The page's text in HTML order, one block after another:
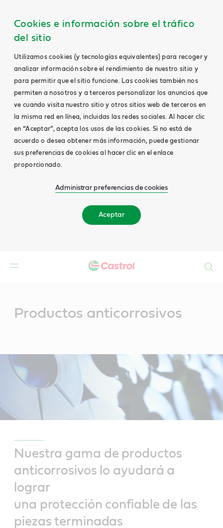
Cookies e información sobre el tráfico
del sitio
Utilizamos cookies (y tecnologías equivalentes) para recoger y
analizar información sobre el rendimiento de nuestro sitio y
para permitir que el sitio funcione. Las cookies también nos
permiten a nosotros y a terceros personalizar los anuncios que
ve cuando visita nuestro sitio y otros sitios web de terceros en
la misma red en línea, incluidas las redes sociales. Al hacer clic
en “Aceptar”, acepta los usos de las cookies. Si no está de
acuerdo o desea obtener más información, puede gestionar
sus preferencias de cookies al hacer clic en el enlace
proporcionado.
Administrar preferencias de cookies
Aceptar
Productos anticorrosivos
Nuestra gama de productos
anticorrosivos lo ayudará a
lograr
una protección confiable de las
piezas terminadas